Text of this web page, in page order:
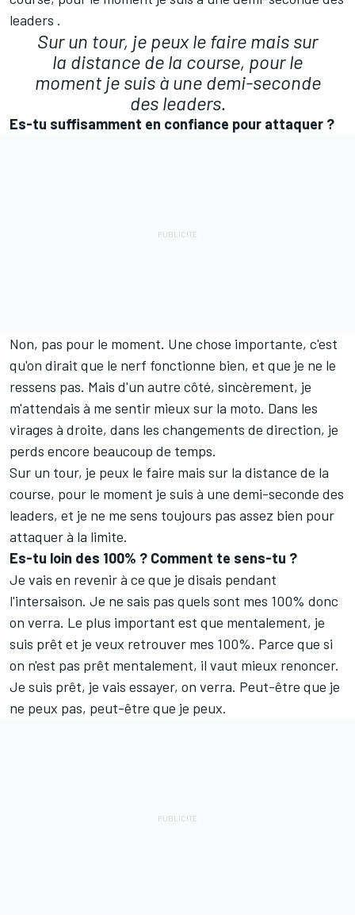
leaders .
Sur un tour, je peux le faire mais sur
la distance de la course, pour le
moment je suis à une demi-seconde
des leaders.
Es-tu suffisamment en confiance pour attaquer ?
Non, pas pour le moment. Une chose importante, c'est
qu'on dirait que le nerf fonctionne bien, et que je ne le
ressens pas. Mais d'un autre côté, sincèrement, je
m'attendais à me sentir mieux sur la moto. Dans les
virages à droite, dans les changements de direction, je
perds encore beaucoup de temps.
Sur un tour, je peux le faire mais sur la distance de la
course, pour le moment je suis à une demi-seconde des
leaders, et je ne me sens toujours pas assez bien pour
attaquer à la limite.
Es-tu loin des 100% ? Comment te sens-tu ?
Je vais en revenir à ce que je disais pendant
l'intersaison. Je ne sais pas quels sont mes 100% donc
on verra. Le plus important est que mentalement, je
suis prêt et je veux retrouver mes 100%. Parce que si
on n'est pas prêt mentalement, il vaut mieux renoncer.
Je suis prêt, je vais essayer, on verra. Peut-être que je
ne peux pas, peut-être que je peux.